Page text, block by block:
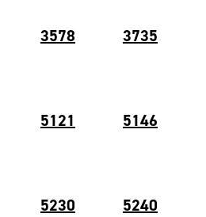
3578 3735
5121 5146
5230 5240